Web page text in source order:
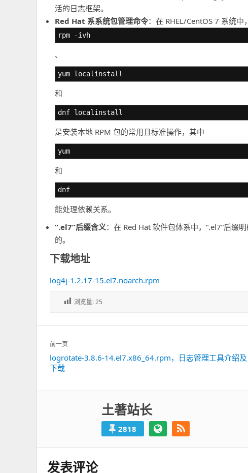
活的日志框架。
Red Hat 系系统包管理命令：在 RHEL/CentOS 7 系统中，
rpm -ivh
、
yum localinstall
和
dnf localinstall
是安装本地 RPM 包的常用且标准操作，其中
yum
和
dnf
能处理依赖关系。
“.el7”后缀含义：在 Red Hat 软件包体系中，“.el7”后缀
的。
下载地址
log4j-1.2.17-15.el7.noarch.rpm
浏览量:25
文
章
导
前一页
上
一
logrotate-3.8.6-14.el7.x86_64.rpm，日志管理工具介绍及
下载
土著站长
2818
发表评论